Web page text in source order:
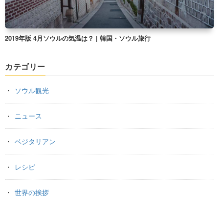
2019年版 4月ソウルの気温は？ | 韓国・ソウル旅行
カテゴリー
ソウル観光
ニュース
ベジタリアン
レシピ
世界の挨拶